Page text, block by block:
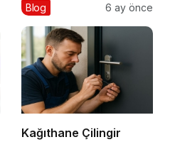
Blog 6 ay önce
Kağıthane Çilingir